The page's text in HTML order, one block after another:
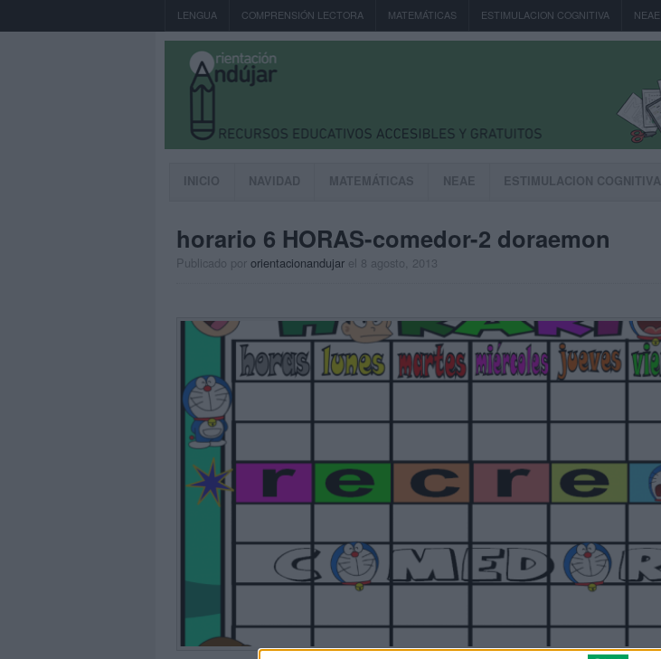
LENGUA COMPRENSIÓN LECTORA MATEMÁTICAS ESTIMULACION COGNITIVA NEAE
INICIO NAVIDAD MATEMÁTICAS NEAE ESTIMULACION COGNITIVA
horario 6 HORAS-comedor-2 doraemon
Publicado por orientacionandujar el 8 agosto, 2013